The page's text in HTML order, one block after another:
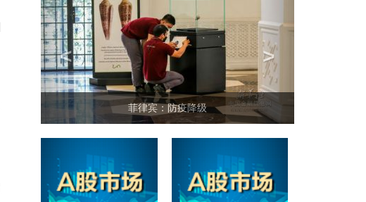
坐上火车看老挝
< >